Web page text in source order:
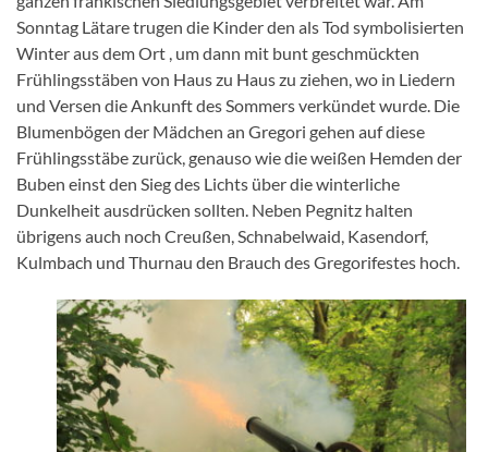
Sonntag Lätare trugen die Kinder den als Tod symbolisierten
Winter aus dem Ort , um dann mit bunt geschmückten
Frühlingsstäben von Haus zu Haus zu ziehen, wo in Liedern
und Versen die Ankunft des Sommers verkündet wurde. Die
Blumenbögen der Mädchen an Gregori gehen auf diese
Frühlingsstäbe zurück, genauso wie die weißen Hemden der
Buben einst den Sieg des Lichts über die winterliche
Dunkelheit ausdrücken sollten. Neben Pegnitz halten
übrigens auch noch Creußen, Schnabelwaid, Kasendorf,
Kulmbach und Thurnau den Brauch des Gregorifestes hoch.